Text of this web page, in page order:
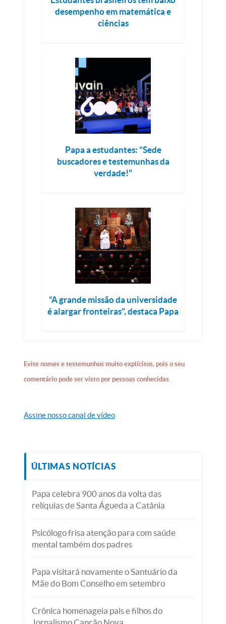
desempenho em matemática e
ciências
Papa a estudantes: “Sede
buscadores e testemunhas da
verdade!"
“A grande missão da universidade
é alargar fronteiras”, destaca Papa
Evite nomes e testemunhos muito explícitos, pois o seu
comentário pode ser visto por pessoas conhecidas.
Assine nosso canal de vídeo
ÚLTIMAS NOTÍCIAS
Papa celebra 900 anos da volta das
relíquias de Santa Águeda a Catânia
Psicólogo frisa atenção para com saúde
mental também dos padres
Papa visitará novamente o Santuário da
Mãe do Bom Conselho em setembro
Crônica homenageia pais e filhos do